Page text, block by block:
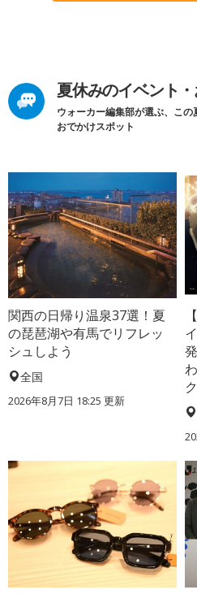
夏休みのイベント
ウォーカー編集部が選ぶ、こ
おでかけスポット
関西の日帰り温泉37選！夏
の琵琶湖や有馬でリフレッ
シュしよう
全国
2026年8月7日 18:25 更新